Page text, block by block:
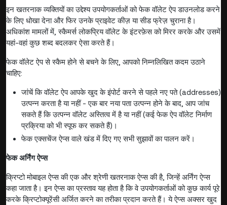
इन खतरनाक व्यक्तियों का उद्देश्य उपयोगकर्ताओं को फेक वॉलेट ऐप डाउनलोड करने
के लिए धोखा देना और फिर उनके प्राइवेट कीज़ या सीड फ्रेज़ चुराना है।
अधिकांश मामलों में, स्कैमर्स लोकप्रिय वॉलेट के इंटरफ़ेस को मिरर करके और उसमें
यहां-वहां कुछ शब्द बदलकर ऐसा करते हैं।
फेक वॉलेट ऐप से स्कैम होने से बचने के लिए, आपको निम्नलिखित कदम उठाने
चाहिए:
जांचें कि वॉलेट ऐप आपके खुद के इंपोर्ट करने से पहले नए पते (addresses)
उत्पन्न करता है या नहीं - एक बार नया पता उत्पन्न होने के बाद, आप जांच
सकते हैं कि उत्पन्न वॉलेट अस्तित्व में है या नहीं (कई फेक ऐप वॉलेट निर्माण
प्रक्रिया को भी स्पूफ कर सकते हैं)।
फेक एक्सचेंज ऐप्स वाले खंड में दिए गए सभी सुझावों का पालन करें।
फेक अर्निंग ऐप्स
क्रिप्टो मोबाइल ऐप्स की एक और श्रेणी खतरनाक ऐप्स की है, जिन्हें अर्निंग ऐप्स
कहा जाता है। इन ऐप्स का प्रस्ताव यह होता है कि वे उपयोगकर्ताओं को कुछ कार्य पूरे
करके क्रिप्टोक्यूरेंसी अर्जित करने का तरीका प्रदान करते हैं। ये ऐप्स अक्सर खुद